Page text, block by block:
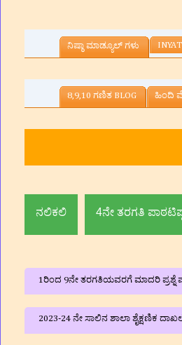
ನಿಷ್ಠಾ ಮಾಡ್ಯೂಲ್ ಗಳು
8,9,10 ಗಣಿತ BLOG ಹಿಂದಿ
ನಲಿಕಲಿ 4ನೇ ತರಗತಿ
1ರಿಂದ 9ನೇ ತರಗತಿಯವರಗೆ ಮಾದರಿ ಪ್ರಶ್ನೆ
2023-24 ನೇ ಸಾಲಿನ ಶಾಲಾ ಶೈಕ್ಷಣಿಕ